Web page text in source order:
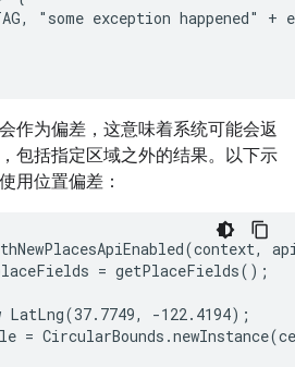
"some exception happened" +
作为偏差，这意味着系统可能会返
包括指定区域之外的结果。以下示
用位置偏差：
= getPlaceFields();
LatLng(37.7749, -122.4194);
=